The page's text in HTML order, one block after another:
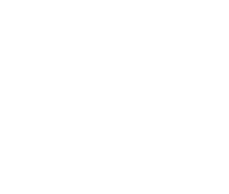
方面，要求各科做好“攀登计划”的宣传、推动，加快医院现有人才队伍的培养
新的突破，要多鼓励、指导年轻骨干做好科研，开拓个人事业发展空间，提升